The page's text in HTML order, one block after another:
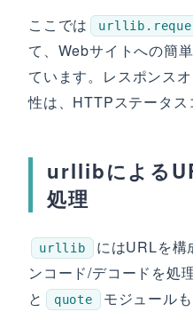
ここでは
て、Webサイトへの簡
ています。レスポンス
性は、HTTPステータス
urllibによる
処理
urllib
にはURLを構
ンコード/デコードを処
と quote モジュール